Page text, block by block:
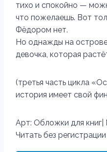
тихо и спокойно —
что пожелаешь. Вот
Фёдором нет.
Но однажды на
девочка, которая
(третья часть цикла
история имеет свой
Арт: Обложки для книг|
Читать без